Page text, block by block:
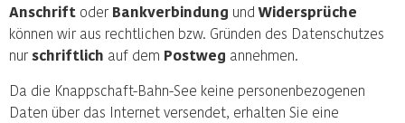
Anschrift oder Bankverbindung undWidersprüche
können wir aus rechtlichen bzw. Gründen des Datenschutzes
nur schriftlich auf dem Postweg annehmen.
Da die Knappschaft-Bahn-See keine personenbezogenen
Daten über das Internet versendet, erhalten Sie eine